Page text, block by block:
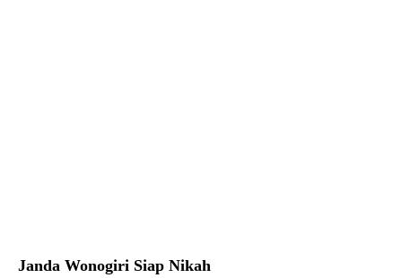
Janda Wonogiri Siap Nikah